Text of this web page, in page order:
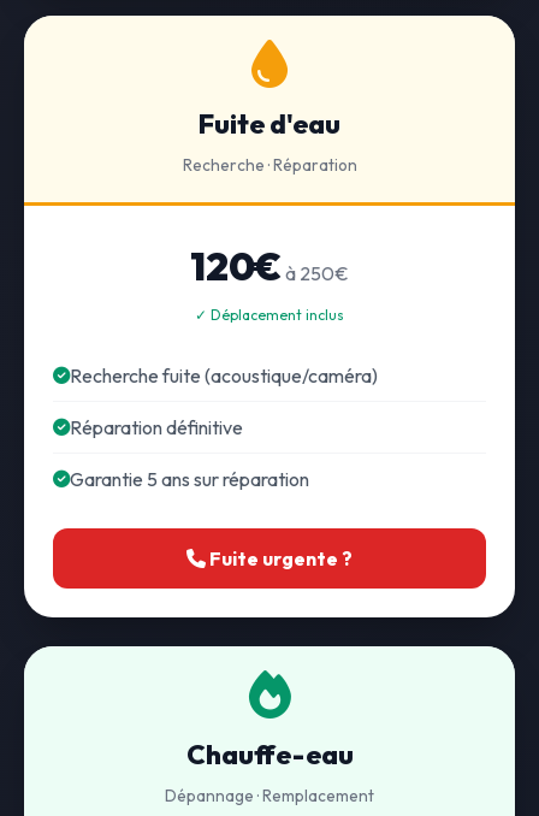
Fuite d'eau
Recherche · Réparation
120€ à 250€
✓ Déplacement inclus
Recherche fuite (acoustique/caméra)
Réparation définitive
Garantie 5 ans sur réparation
Fuite urgente ?
Chauffe-eau
Dépannage · Remplacement